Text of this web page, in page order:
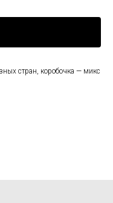
стран, коробочка — микс